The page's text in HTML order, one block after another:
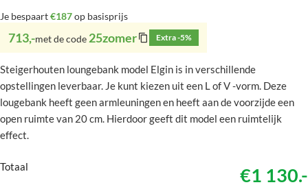
Je bespaart€187op basisprijs
713,-met de code 25zomer Extra -5%
Steigerhouten loungebank model Elgin is in verschillende
opstellingen leverbaar. Je kunt kiezen uit een L of V -vorm. Deze
lougebank heeft geen armleuningen en heeft aan de voorzijde een
open ruimte van 20 cm. Hierdoor geeft dit model een ruimtelijk
effect.
Totaal €1 130.-